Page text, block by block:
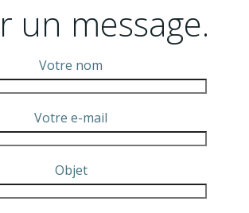
un message.
Votre nom
Votre e-mail
Objet